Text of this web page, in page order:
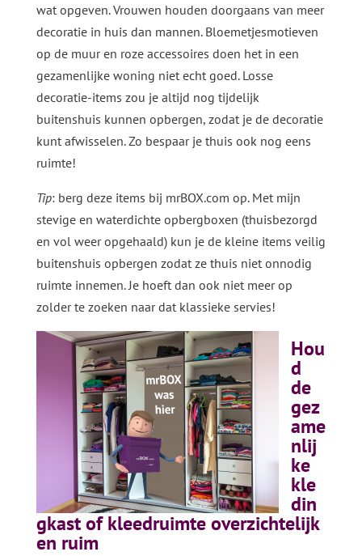
wat opgeven. Vrouwen houden doorgaans van meer
decoratie in huis dan mannen. Bloemetjesmotieven
op de muur en roze accessoires doen het in een
gezamenlijke woning niet echt goed. Losse
decoratie-items zou je altijd nog tijdelijk
buitenshuis kunnen opbergen, zodat je de decoratie
kunt afwisselen. Zo bespaar je thuis ook nog eens
ruimte!
Tip: berg deze items bij mrBOX.com op. Met mijn
stevige en waterdichte opbergboxen (thuisbezorgd
en vol weer opgehaald) kun je de kleine items veilig
buitenshuis opbergen zodat ze thuis niet onnodig
ruimte innemen. Je hoeft dan ook niet meer op
zolder te zoeken naar dat klassieke servies!
Hou
d
de
gez
ame
nlij
ke
kle
din
gkast of kleedruimte overzichtelijk
en ruim